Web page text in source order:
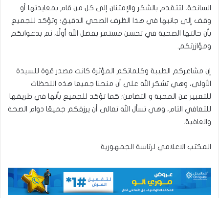
السانحة، لتتقدم بالشكر والإمتنان إلى كل من قام بمعايدتها أو
وقف إلى جانبها في هذا الظرف الصحي الدقيق؛ وتؤكد للجميع
بأن حالتها الصحية في تحسن مستمر بفضل الله أولًا، ثم بدعواتكم
ومؤازرتكم.
إن مشاعركم الطيبة وكلماتكم المؤثرة كانت مصدر قوة للسيدة
الأولى، وهي تشكر الله على أن منحنا جميعا هذه اللحظات
للتعبير عن المحبة و التضامن؛ كما تؤكد للجميع بأنها في طريقها
للتعافي التام، وهي تسأل الله تعالى أن يرزقكم جميعًا دوام الصحة
والعافية.
المكتب الاعلامي لرئاسة الجمهورية